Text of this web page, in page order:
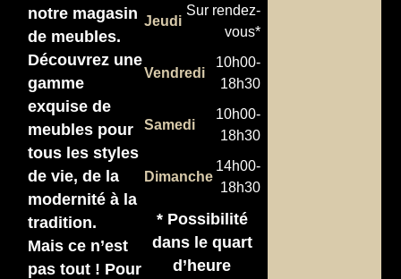
notre magasin
de meubles.
Découvrez une
gamme
exquise de
meubles pour
tous les styles
de vie, de la
modernité à la
tradition.
Mais ce n’est
pas tout ! Pour
Jeudi
Sur rendez-
vous*
Vendredi
10h00-
18h30
Samedi
10h00-
18h30
Dimanche
14h00-
18h30
* Possibilité
dans le quart
d’heure